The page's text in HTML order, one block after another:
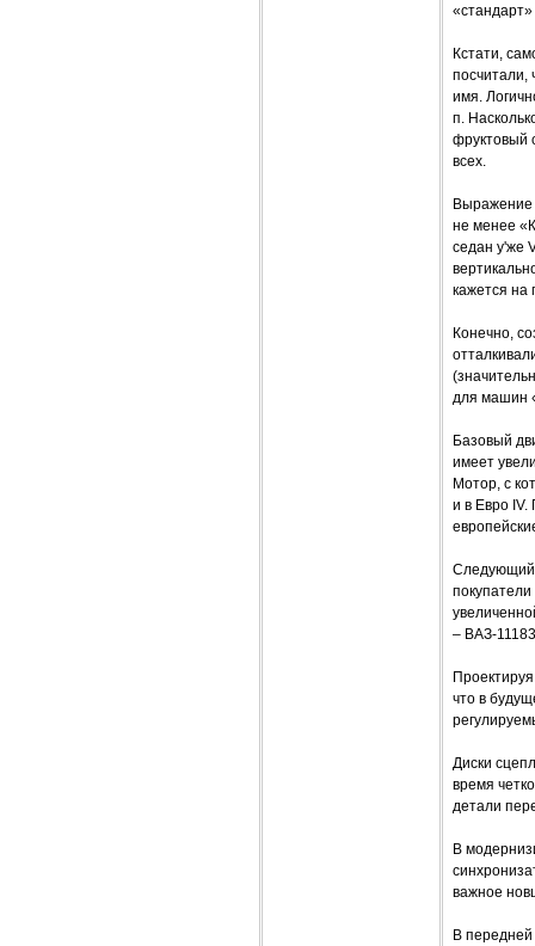
Кстати,
посчитали,
имя.
п.
фруктовый
всех.
Выражение
не менее
седан у'же
кажется на
Конечно,
для машин
Базовый
имеет
Мотор, с
и в Евро IV.
Следующий
– ВАЗ-
что в
Диски
время
детали
В
важное
В